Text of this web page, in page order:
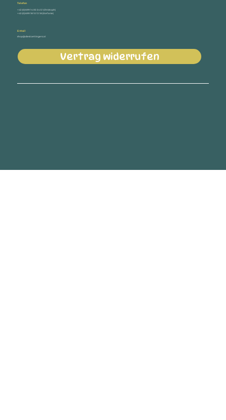
Telefon
+43 (0) 699 14 05 54 51 (Christoph)
+43 (0) 699 18 10 13 18 (Stefanie)
E-Mail
shop@diestoettingers.at
Vertrag widerrufen